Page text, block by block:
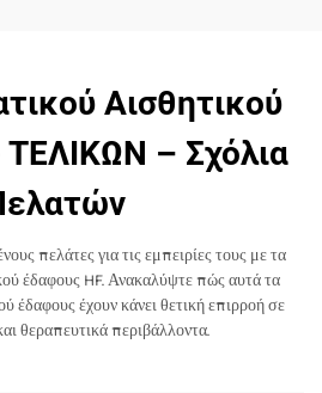
Αισθητικού
– Σχόλια
πελάτες για τις εμπειρίες τους με τα
έδαφους HF. Ανακαλύψτε πώς αυτά τα
έδαφους έχουν κάνει θετική επιρροή σε
θεραπευτικά περιβάλλοντα.